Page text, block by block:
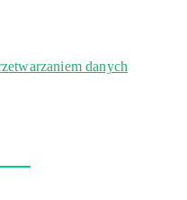
danych